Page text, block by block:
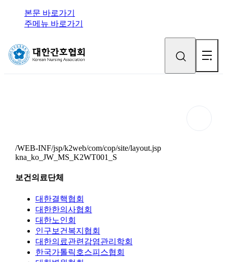
본문 바로가기
주메뉴 바로가기
/WEB-INF/jsp/k2web/com/cop/site/layout.jsp
kna_ko_JW_MS_K2WT001_S
보건의료단체
대한결핵협회
대한한의사협회
대한노인회
인구보건복지협회
대한의료관련감염관리학회
한국가톨릭호스피스협회